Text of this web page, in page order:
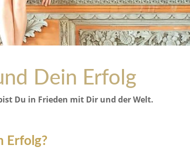
Dein Erfolg
Du in Frieden mit Dir und der Welt.
Erfolg?